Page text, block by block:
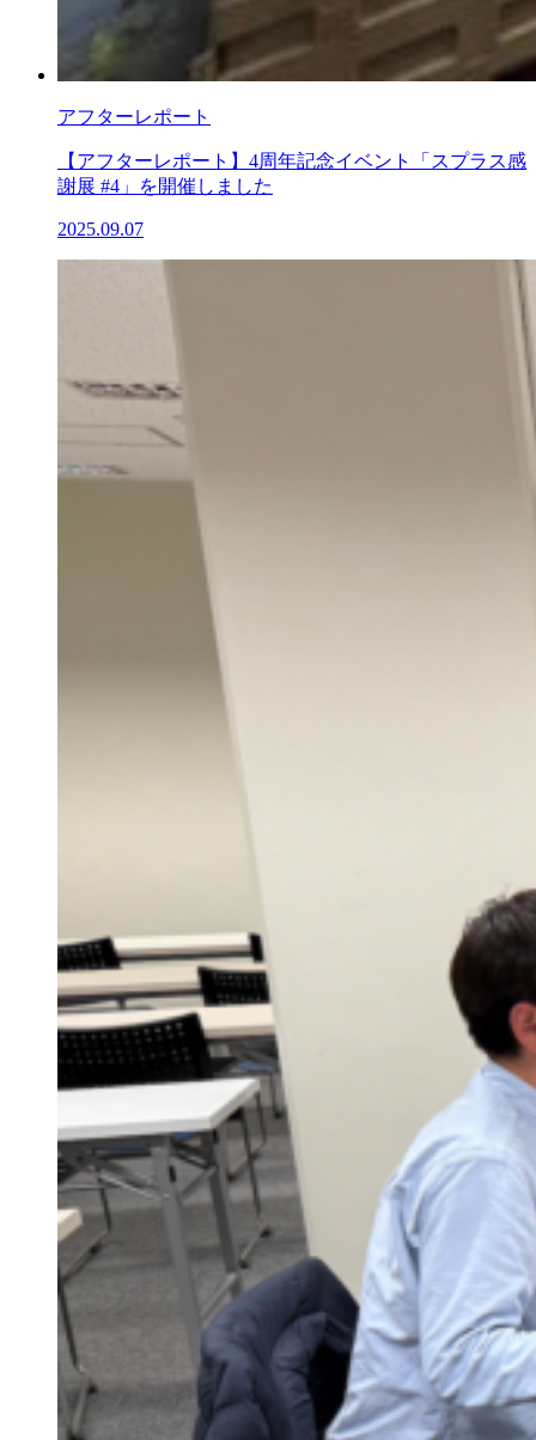
アフターレポート
【アフターレポート】4周年記念イベント「スプラス感
謝展 #4」を開催しました
2025.09.07